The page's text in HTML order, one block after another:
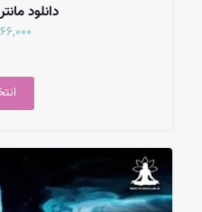
دانلود
66,000